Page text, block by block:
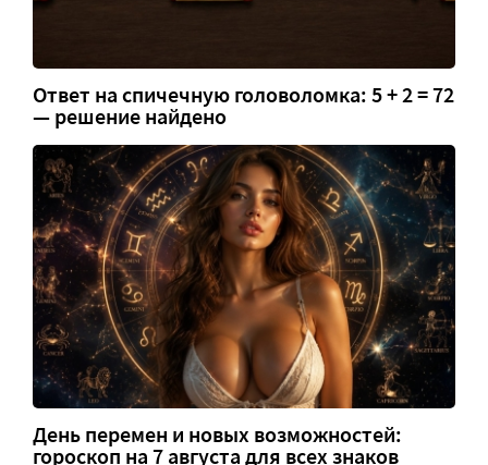
Ответ на спичечную головоломка: 5 + 2 = 72
— решение найдено
День перемен и новых возможностей:
гороскоп на 7 августа для всех знаков